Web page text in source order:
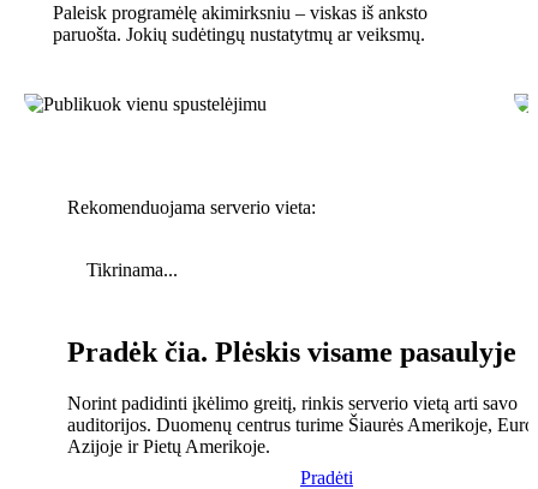
Paleisk programėlę akimirksniu – viskas iš anksto
paruošta. Jokių sudėtingų nustatytmų ar veiksmų.
Rekomenduojama serverio vieta:
Tikrinama...
Pradėk čia. Plėskis visame pasaulyje
Norint padidinti įkėlimo greitį, rinkis serverio vietą arti savo
auditorijos. Duomenų centrus turime Šiaurės Amerikoje,
Azijoje ir Pietų Amerikoje.
Pradėti